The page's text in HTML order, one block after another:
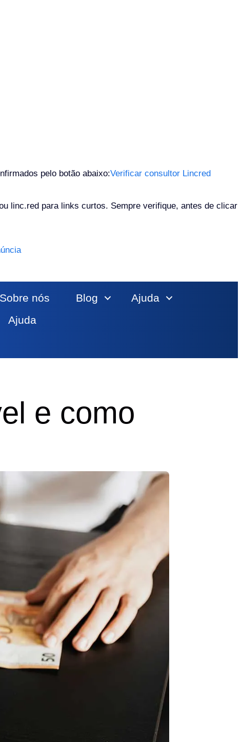
pelo botão abaixo:Verificar consultor Lincred
linc.red para links curtos. Sempre verifique, antes de clicar
Sobre nós Blog
Ajuda
Ajuda
e como